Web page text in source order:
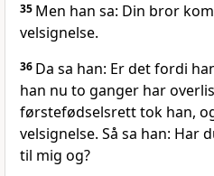
35 Men han sa: Din bror
velsignelse.
36 Da sa han: Er det fordi
han nu to ganger har
førstefødselsrett tok han,
velsignelse. Så sa han: Har
til mig og?